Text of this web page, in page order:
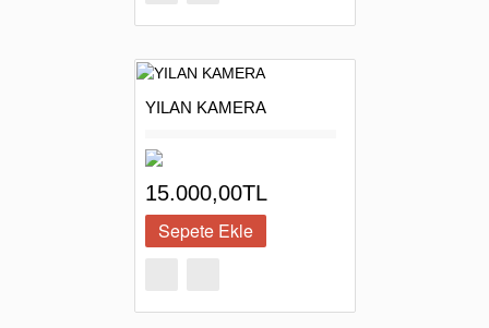
YILAN KAMERA
15.000,00TL